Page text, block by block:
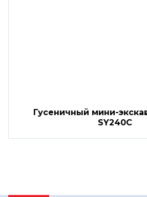
Гусеничный мини-
SY240C